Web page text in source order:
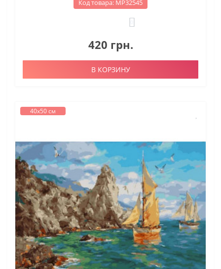
Код товара: МР32545
420 грн.
В КОРЗИНУ
40х50 см